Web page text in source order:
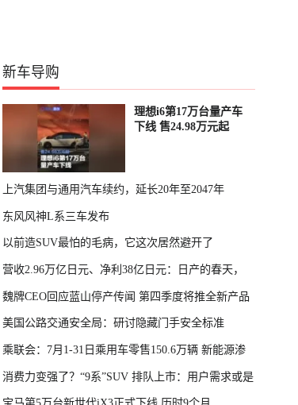
新车导购
理想i6第17万台量产车
下线 售24.98万元起
上汽集团与通用汽车续约，延长20年至2047年
东风风神L系三车发布
以前造SUV最怕的毛病，它这次居然避开了
营收2.96万亿日元、净利38亿日元：日产的春天，
回来了
魏牌CEO回应蓝山停产传闻 第四季度将推全新产品
美国公路交通安全局：研讨隐藏门手安全标准
乘联会：7月1-31日乘用车零售150.6万辆 新能源渗
透率64.4%
消费力变强了？“9系”SUV 排队上市：用户需求或是